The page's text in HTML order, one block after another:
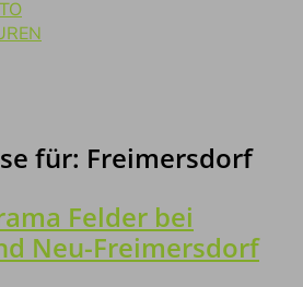
für: Freimersdorf
Felder bei
Neu-Freimersdorf